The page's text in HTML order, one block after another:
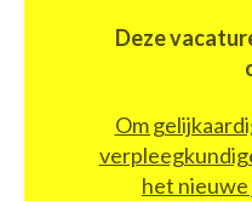
Deze
Om
het